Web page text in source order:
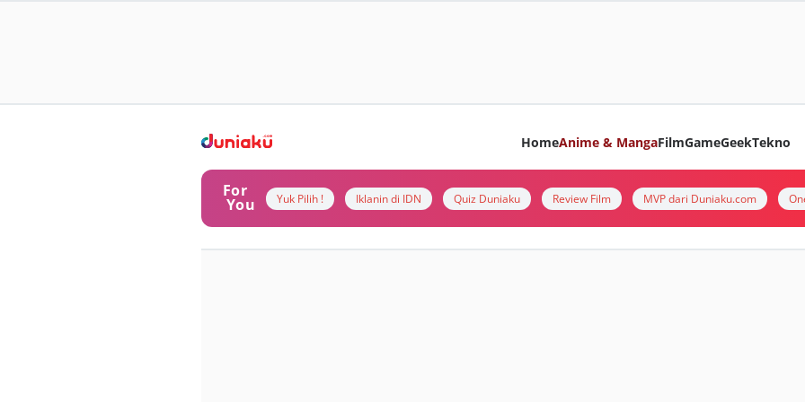
HomeAnime & MangaFilmGameGeekTekno
For
You Yuk Pilih ! Iklanin di IDN Quiz Duniaku Review Film MVP dari Duniaku.com